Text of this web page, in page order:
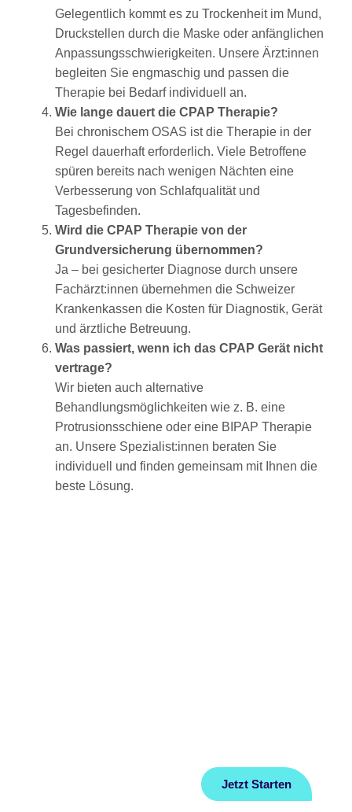
Gelegentlich kommt es zu Trockenheit im Mund,
Druckstellen durch die Maske oder anfänglichen
Anpassungsschwierigkeiten. Unsere Ärzt:innen
begleiten Sie engmaschig und passen die
Therapie bei Bedarf individuell an.
Wie lange dauert die CPAP Therapie?
Bei chronischem OSAS ist die Therapie in der
Regel dauerhaft erforderlich. Viele Betroffene
spüren bereits nach wenigen Nächten eine
Verbesserung von Schlafqualität und
Tagesbefinden.
Wird die CPAP Therapie von der
Grundversicherung übernommen?
Ja – bei gesicherter Diagnose durch unsere
Fachärzt:innen übernehmen die Schweizer
Krankenkassen die Kosten für Diagnostik, Gerät
und ärztliche Betreuung.
Was passiert, wenn ich das CPAP Gerät nicht
vertrage?
Wir bieten auch alternative
Behandlungsmöglichkeiten wie z. B. eine
Protrusionsschiene oder eine BIPAP Therapie
an. Unsere Spezialist:innen beraten Sie
individuell und finden gemeinsam mit Ihnen die
beste Lösung.
Jetzt Starten